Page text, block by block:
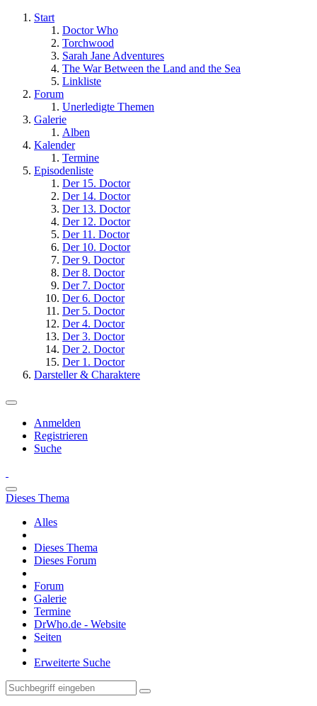
Start
Doctor Who
Torchwood
Sarah Jane Adventures
The War Between the Land and the Sea
Linkliste
Forum
Unerledigte Themen
Galerie
Alben
Kalender
Termine
Episodenliste
Der 15. Doctor
Der 14. Doctor
Der 13. Doctor
Der 12. Doctor
Der 11. Doctor
Der 10. Doctor
Der 9. Doctor
Der 8. Doctor
Der 7. Doctor
Der 6. Doctor
Der 5. Doctor
Der 4. Doctor
Der 3. Doctor
Der 2. Doctor
Der 1. Doctor
Darsteller & Charaktere
Anmelden
Registrieren
Suche
Dieses Thema
Alles
Dieses Thema
Dieses Forum
Forum
Galerie
Termine
DrWho.de - Website
Seiten
Erweiterte Suche